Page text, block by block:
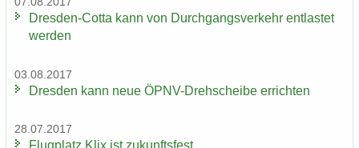
Dresden-​Cotta kann von Durch­gangs­ver­kehr ent­las­tet
wer­den
03.08.2017
Dres­den kann neue ÖPNV-​Drehscheibe er­rich­ten
28.07.2017